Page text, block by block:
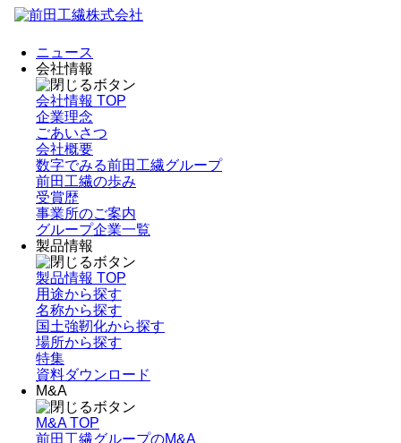
ニュース
会社情報
会社情報 TOP
企業理念
ごあいさつ
会社概要
数字でみる前田工繊グループ
前田工繊の歩み
受賞歴
事業所のご案内
グループ企業一覧
製品情報
製品情報 TOP
用途から探す
名称から探す
国土強靭化から探す
場所から探す
特集
資料ダウンロード
M&A
M&A TOP
前田工繊グループのM&A